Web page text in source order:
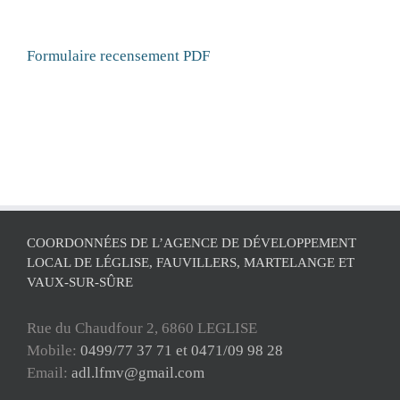
Formulaire recensement PDF
COORDONNÉES DE L’AGENCE DE DÉVELOPPEMENT
LOCAL DE LÉGLISE, FAUVILLERS, MARTELANGE ET
VAUX-SUR-SÛRE
Rue du Chaudfour 2, 6860 LEGLISE
Mobile: 0499/77 37 71 et 0471/09 98 28
Email: adl.lfmv@gmail.com